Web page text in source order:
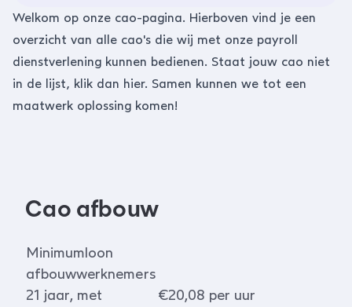
Welkom op onze cao-pagina. Hierboven vind je een
overzicht van alle cao's die wij met onze payroll
dienstverlening kunnen bedienen. Staat jouw cao niet
in de lijst, klik dan hier. Samen kunnen we tot een
maatwerk oplossing komen!
Cao afbouw
Minimumloon
afbouwwerknemers
21 jaar, met
€20,08 per uur